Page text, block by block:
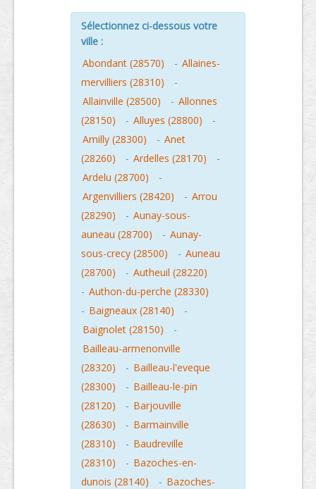
Sélectionnez ci-dessous votre
ville :
Abondant (28570)
- Allaines-
mervilliers (28310)
-
Allainville (28500)
- Allonnes
(28150)
- Alluyes (28800)
-
Amilly (28300)
- Anet
(28260)
- Ardelles (28170)
-
Ardelu (28700)
-
Argenvilliers (28420)
- Arrou
(28290)
- Aunay-sous-
auneau (28700)
- Aunay-
sous-crecy (28500)
- Auneau
(28700)
- Autheuil (28220)
- Authon-du-perche (28330)
- Baigneaux (28140)
-
Baignolet (28150)
-
Bailleau-armenonville
(28320)
- Bailleau-l'eveque
(28300)
- Bailleau-le-pin
(28120)
- Barjouville
(28630)
- Barmainville
(28310)
- Baudreville
(28310)
- Bazoches-en-
dunois (28140)
- Bazoches-